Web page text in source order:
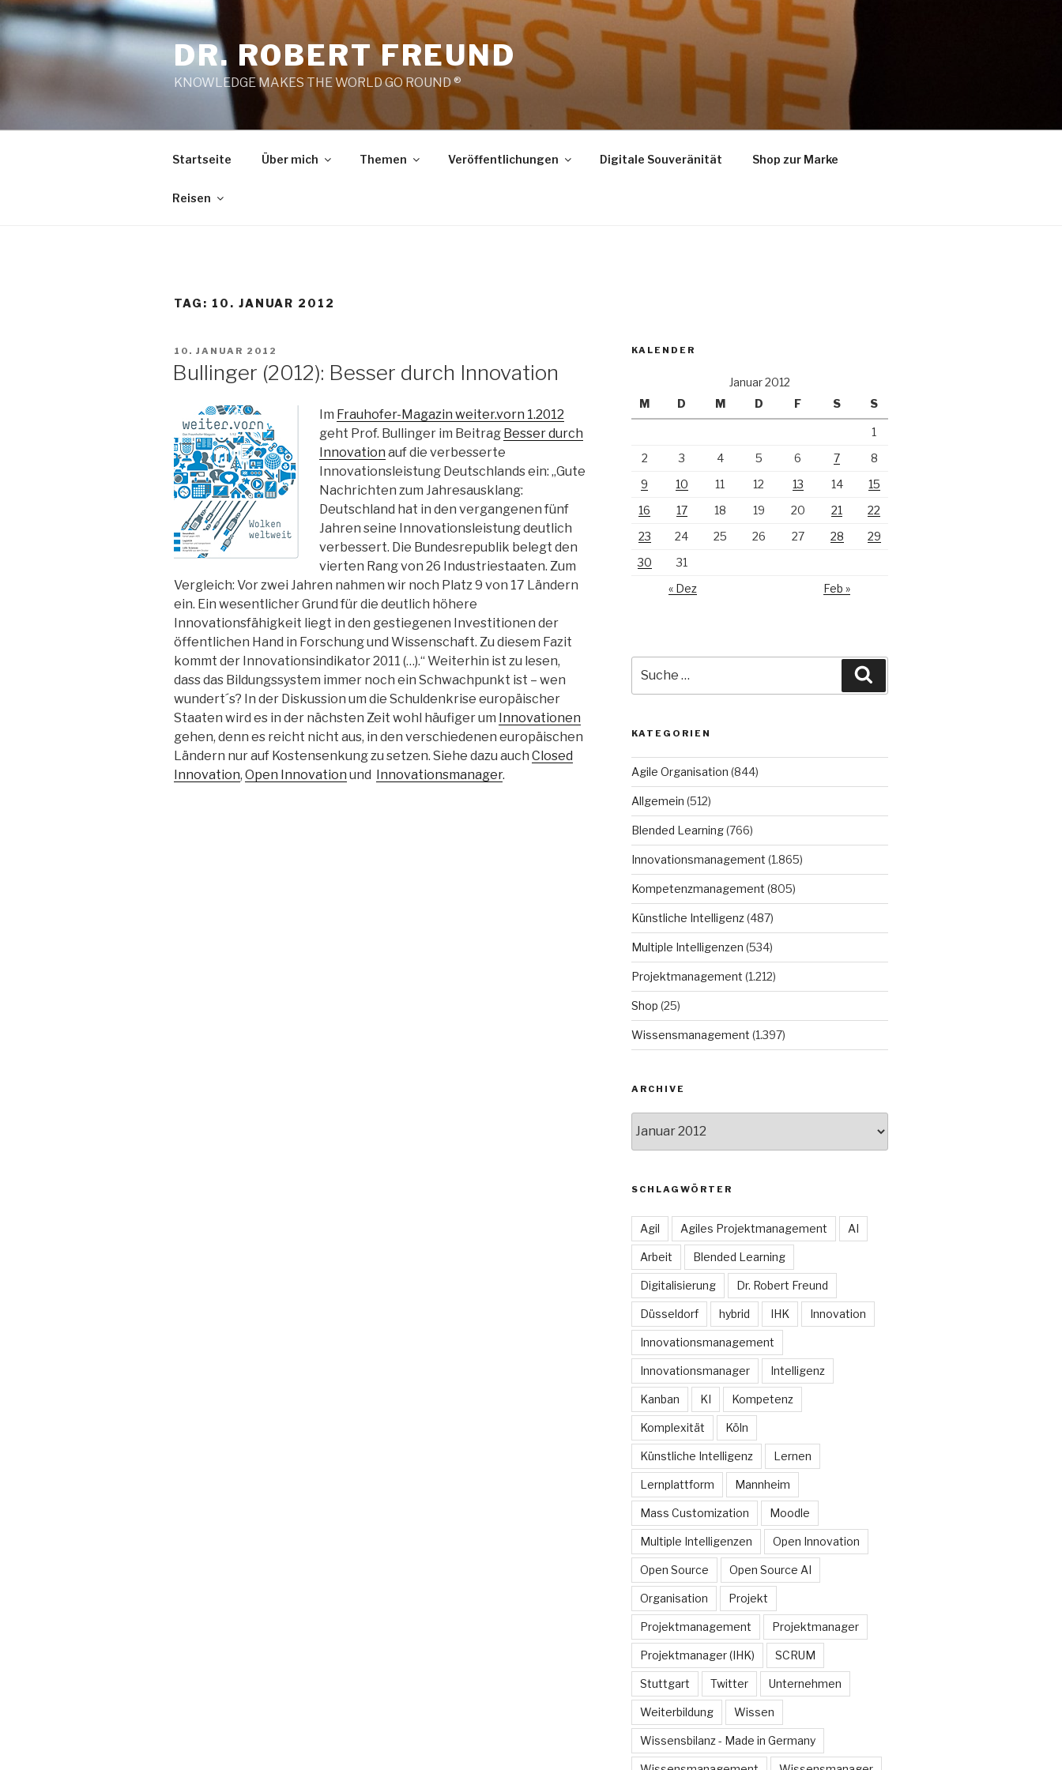
Zum
Inhalt
springen
DR. ROBERT FREUND
KNOWLEDGE MAKES THE WORLD GO ROUND ®
Startseite Über mich Themen Veröffentlichungen Digitale Souveränität Shop zur Marke
Reisen
TAG: 10. JANUAR 2012
VERÖFFENTLICHT
10. JANUAR 2012
Bullinger (2012): Besser durch Innovation
Im Frauhofer-Magazin weiter.vorn 1.2012
geht Prof. Bullinger im Beitrag Besser durch
Innovation auf die verbesserte
Innovationsleistung Deutschlands ein: „Gute
Nachrichten zum Jahresausklang:
Deutschland hat in den vergangenen fünf
Jahren seine Innovationsleistung deutlich
verbessert. Die Bundesrepublik belegt den
vierten Rang von 26 Industriestaaten. Zum
Vergleich: Vor zwei Jahren nahmen wir noch Platz 9 von 17 Ländern
ein. Ein wesentlicher Grund für die deutlich höhere
Innovationsfähigkeit liegt in den gestiegenen Investitionen der
öffentlichen Hand in Forschung und Wissenschaft. Zu diesem Fazit
kommt der Innovationsindikator 2011 (…).“ Weiterhin ist zu lesen,
dass das Bildungssystem immer noch ein Schwachpunkt ist – wen
wundert´s? In der Diskussion um die Schuldenkrise europäischer
Staaten wird es in der nächsten Zeit wohl häufiger um Innovationen
gehen, denn es reicht nicht aus, in den verschiedenen europäischen
Ländern nur auf Kostensenkung zu setzen. Siehe dazu auch Closed
Innovation, Open Innovation und Innovationsmanager.
KALENDER
Januar 2012
M
D M D F S S
1
2
3 4 5 6 7
8
9
10 11 12 13 14
15
16
17 18 19 20 21
22
23
24 25 26 27 28
29
30
31
« Dez
Feb »
nach:
KATEGORIEN
Agile Organisation (844)
Allgemein (512)
Blended Learning(766)
Innovationsmanagement (1.865)
Kompetenzmanagement (805)
Künstliche Intelligenz(487)
Multiple Intelligenzen (534)
Projektmanagement (1.212)
Shop (25)
Wissensmanagement (1.397)
ARCHIVE
SCHLAGWÖRTER
Agil Agiles Projektmanagement AI
Arbeit Blended Learning
Digitalisierung Dr. Robert Freund
Düsseldorf hybrid IHK Innovation
Innovationsmanagement
Innovationsmanager Intelligenz
Kanban KI Kompetenz
Komplexität Köln
Künstliche Intelligenz Lernen
Lernplattform Mannheim
Mass Customization Moodle
Multiple Intelligenzen Open Innovation
Open Source Open Source AI
Organisation Projekt
Projektmanagement Projektmanager
Projektmanager (IHK) SCRUM
Stuttgart Twitter Unternehmen
Weiterbildung Wissen
Wissensbilanz - Made in Germany